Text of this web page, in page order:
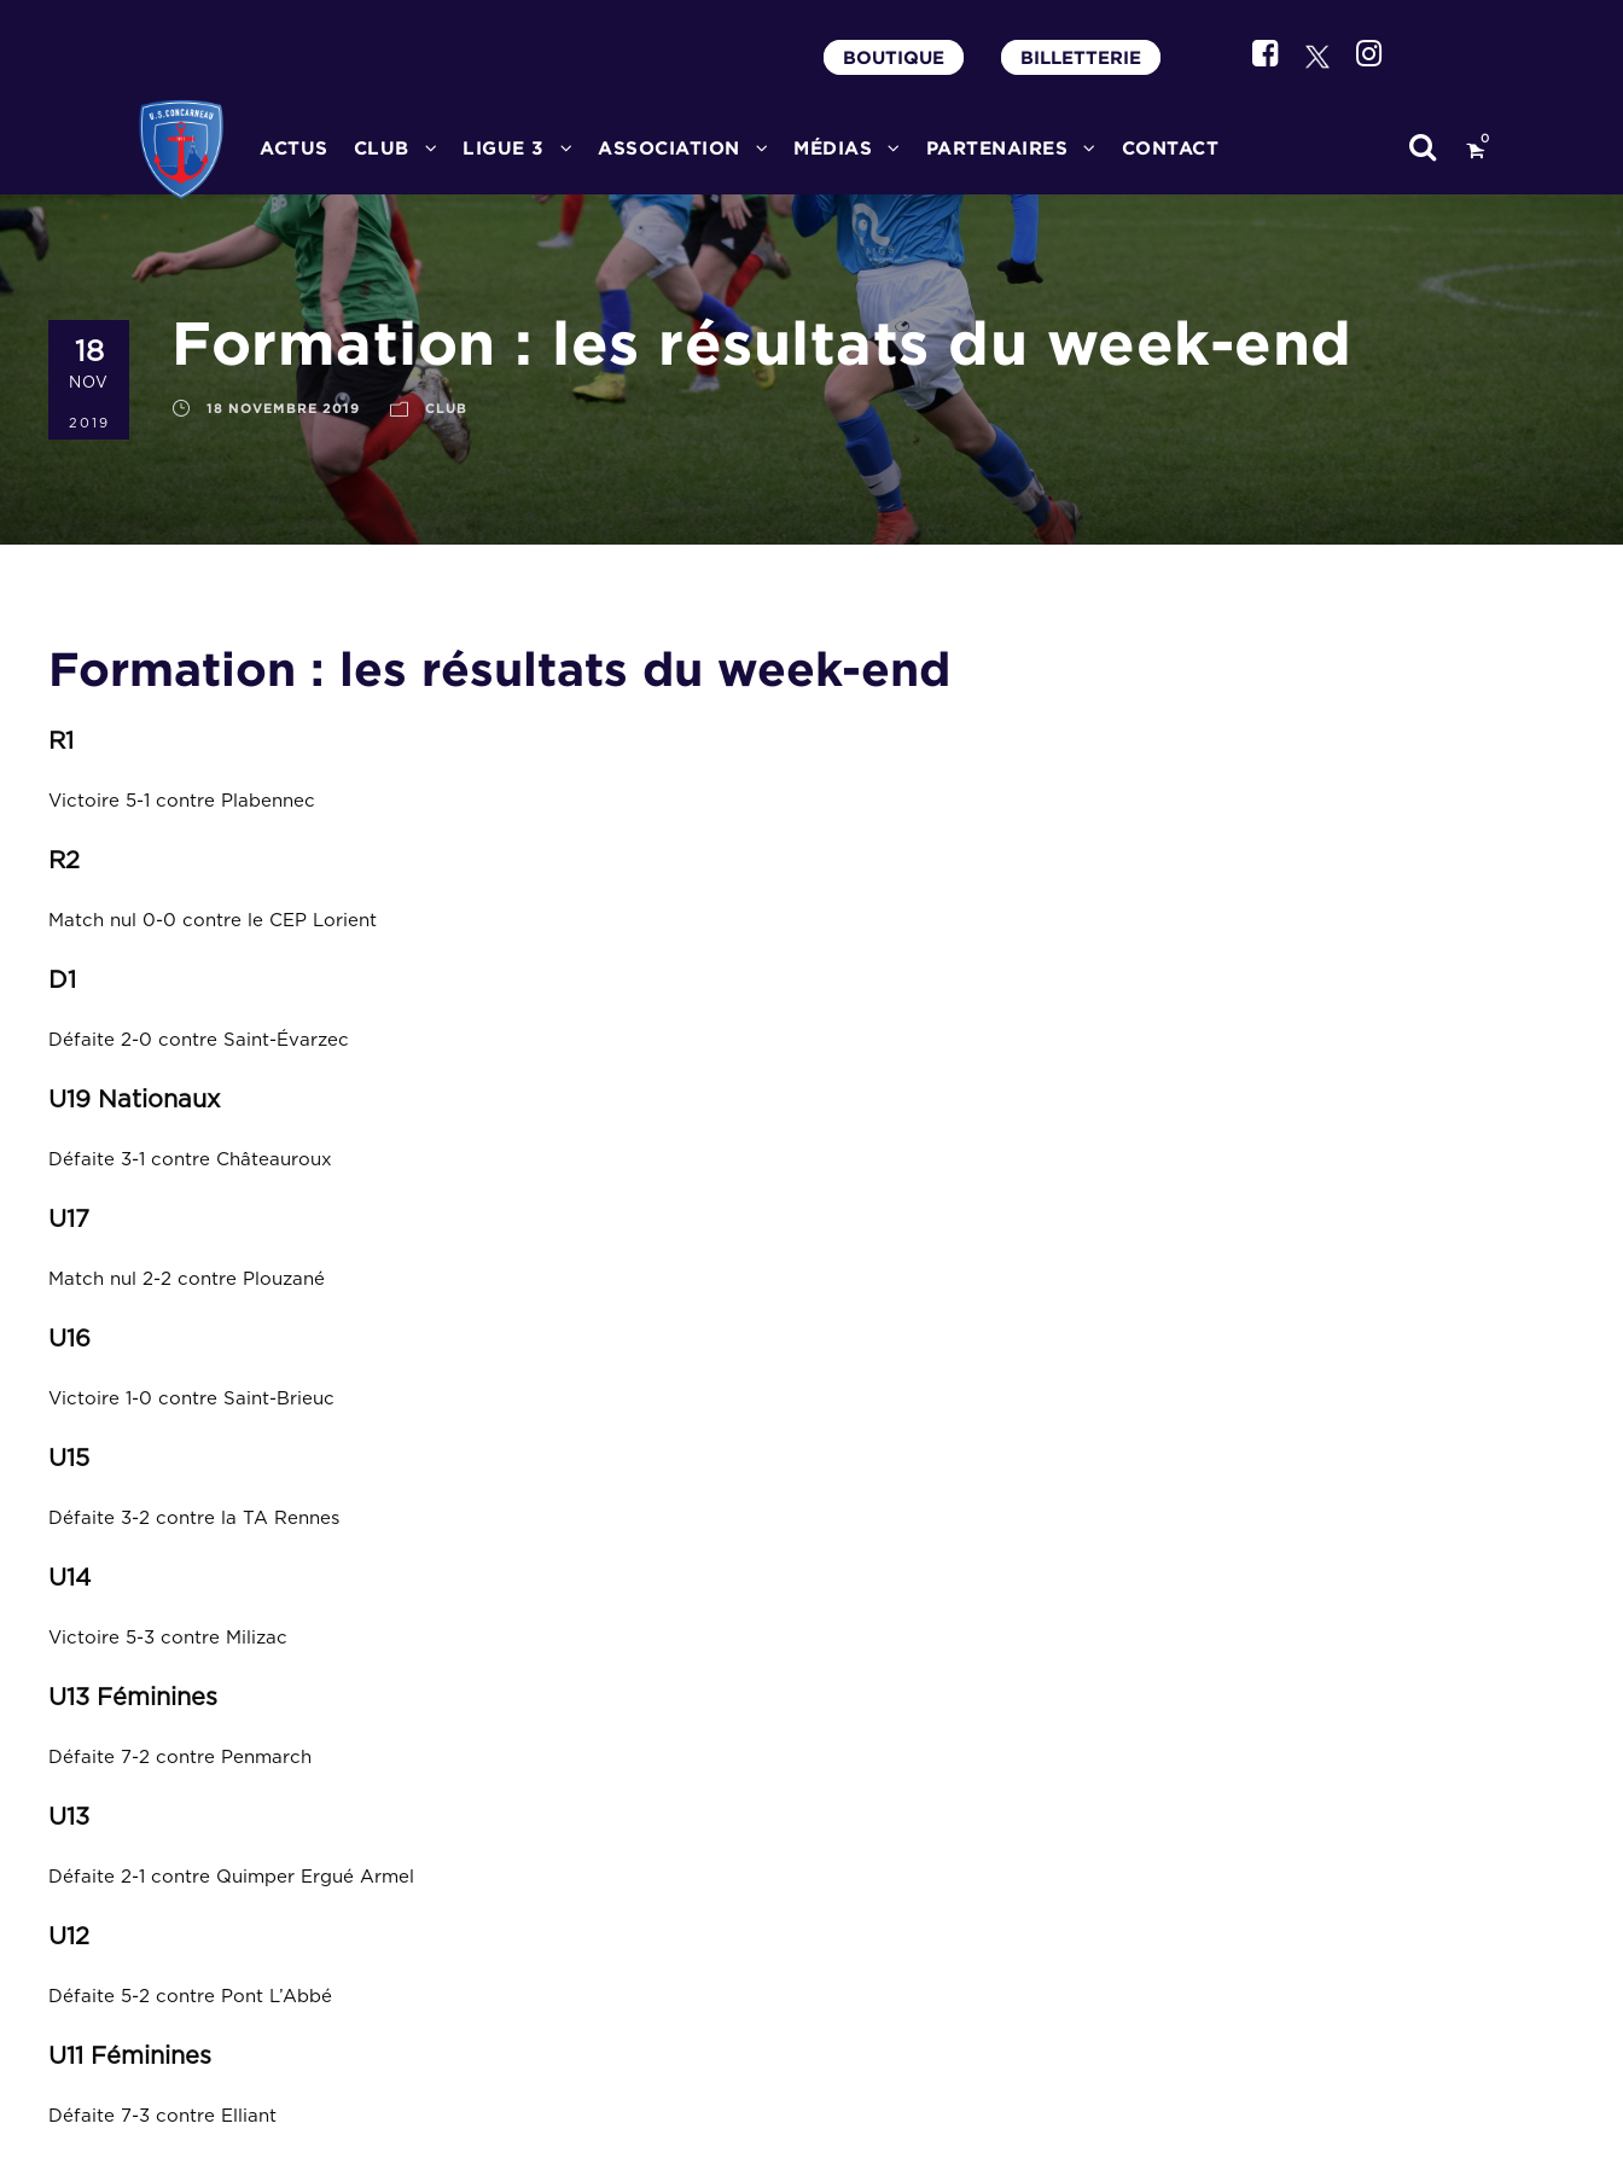
BOUTIQUE BILLETTERIE
ACTUS CLUB LIGUE 3 ASSOCIATION MÉDIAS PARTENAIRES CONTACT 0
18
NOV
2019
Formation : les résultats du week-end
18 NOVEMBRE 2019 CLUB
Formation : les résultats du week-end
R1
Victoire 5-1 contre Plabennec
R2
Match nul 0-0 contre le CEP Lorient
D1
Défaite 2-0 contre Saint-Évarzec
U19 Nationaux
Défaite 3-1 contre Châteauroux
U17
Match nul 2-2 contre Plouzané
U16
Victoire 1-0 contre Saint-Brieuc
U15
Défaite 3-2 contre la TA Rennes
U14
Victoire 5-3 contre Milizac
U13 Féminines
Défaite 7-2 contre Penmarch
U13
Défaite 2-1 contre Quimper Ergué Armel
U12
Défaite 5-2 contre Pont L’Abbé
U11 Féminines
Défaite 7-3 contre Elliant